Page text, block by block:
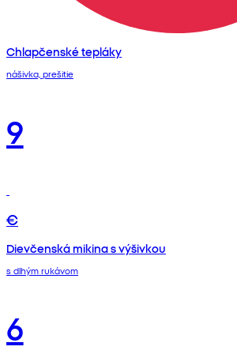
Chlapčenské tepláky
nášivka, prešitie
9
€
Dievčenská mikina s výšivkou
s dlhým rukávom
6